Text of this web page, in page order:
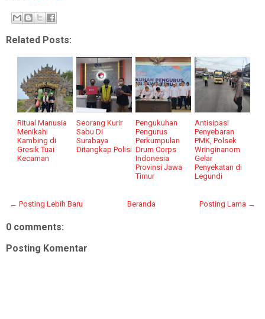
Related Posts:
Ritual Manusia
Menikahi
Kambing di
Gresik Tuai
Kecaman
Seorang Kurir
Sabu Di
Surabaya
Ditangkap Polisi
Pengukuhan
Pengurus
Perkumpulan
Drum Corps
Indonesia
Provinsi Jawa
Timur
Antisipasi
Penyebaran
PMK, Polsek
Wringinanom
Gelar
Penyekatan di
Legundi
← Posting Lebih Baru Posting Lama →
Beranda
0 comments:
Posting Komentar